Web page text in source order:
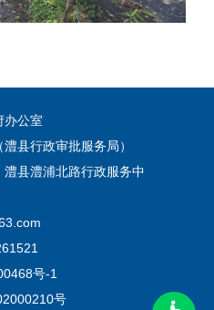
办公室
县行政审批服务局）
县澧浦北路行政服务中
号-1
号